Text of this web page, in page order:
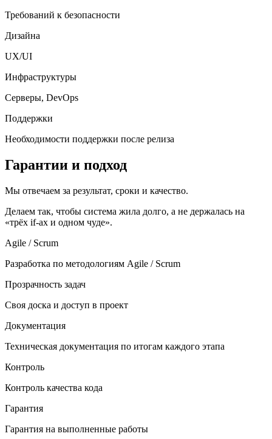
Требований к безопасности
Дизайна
UX/UI
Инфраструктуры
Серверы, DevOps
Поддержки
Необходимости поддержки после релиза
Гарантии и подход
Мы отвечаем за результат, сроки и качество.
Делаем так, чтобы система жила долго, а не держалась на
«трёх if-ах и одном чуде».
Agile / Scrum
Разработка по методологиям Agile / Scrum
Прозрачность задач
Своя доска и доступ в проект
Документация
Техническая документация по итогам каждого этапа
Контроль
Контроль качества кода
Гарантия
Гарантия на выполненные работы